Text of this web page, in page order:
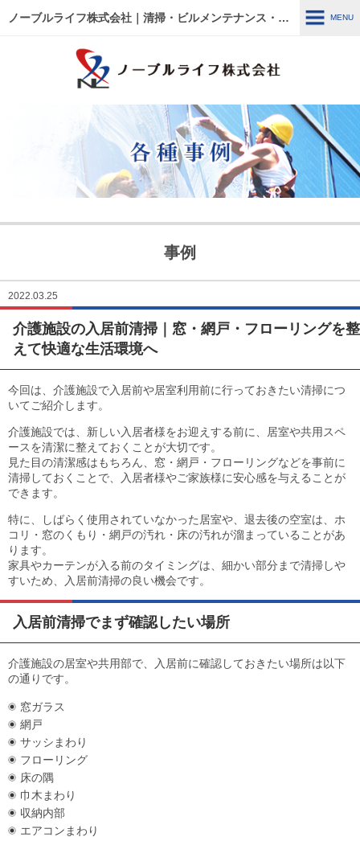
ノーブルライフ株式会社｜清掃・ビルメンテナンス・施設管理・改修工事｜大阪・兵庫・京都・滋賀・東京 MENU
各種事例
ノーブルライフの強み・特徴
ウルトラフロアケア
エアコン関連 ～修繕・入
リフォーム・修繕工事 清掃管理
会社概要
アクセスマップ
スタッフ紹介
事例
2022.03.25
介護施設の入居前清掃｜窓・網戸・フローリングを整
えて快適な生活環境へ
今回は、介護施設で入居前や居室利用前に行っておきたい清掃につ
いてご紹介します。
介護施設では、新しい入居者様をお迎えする前に、居室や共用スペ
ースを清潔に整えておくことが大切です。
見た目の清潔感はもちろん、窓・網戸・フローリングなどを事前に
清掃しておくことで、入居者様やご家族様に安心感を与えることが
できます。
特に、しばらく使用されていなかった居室や、退去後の空室は、ホ
コリ・窓のくもり・網戸の汚れ・床の汚れが溜まっていることがあ
ります。
家具やカーテンが入る前のタイミングは、細かい部分まで清掃しや
すいため、入居前清掃の良い機会です。
入居前清掃でまず確認したい場所
介護施設の居室や共用部で、入居前に確認しておきたい場所は以下
の通りです。
窓ガラス
網戸
サッシまわり
フローリング
床の隅
巾木まわり
収納内部
エアコンまわり